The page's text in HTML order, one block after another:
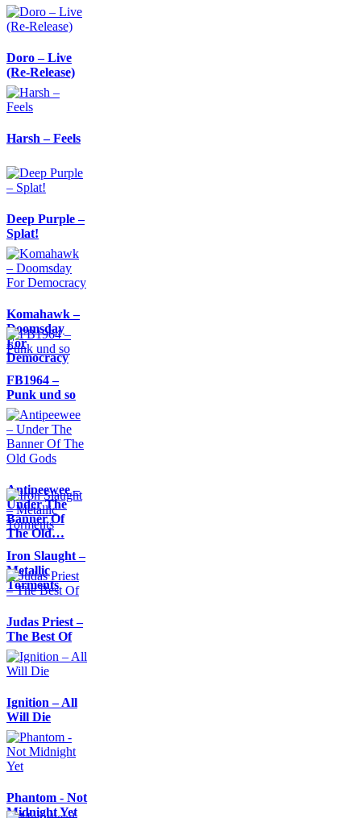
Doro – Live
(Re-Release)
Harsh – Feels
Deep Purple –
Splat!
Komahawk –
Doomsday
For
Democracy
FB1964 –
Punk und so
Antipeewee –
Under The
Banner Of
The Old…
Iron Slaught –
Metallic
Torments
Judas Priest –
The Best Of
Ignition – All
Will Die
Phantom - Not
Midnight Yet